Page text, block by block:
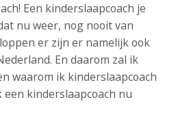
Een kinderslaapcoach je
nu weer, nog nooit van
er zijn er namelijk ook
En daarom zal ik
waarom ik kinderslaapcoach
kinderslaapcoach nu